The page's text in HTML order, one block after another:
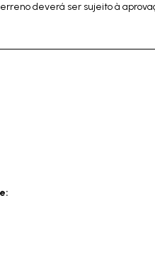
deverá ser sujeito à